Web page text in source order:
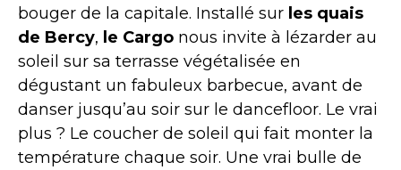
bouger de la capitale. Installé sur les quais
de Bercy, le Cargo nous invite à lézarder au
soleil sur sa terrasse végétalisée en
dégustant un fabuleux barbecue, avant de
danser jusqu’au soir sur le dancefloor. Le vrai
plus ? Le coucher de soleil qui fait monter la
température chaque soir. Une vrai bulle de